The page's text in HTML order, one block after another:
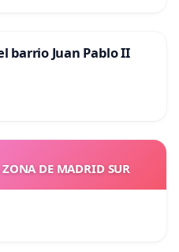
barrio Juan Pablo II
DE MADRID SUR